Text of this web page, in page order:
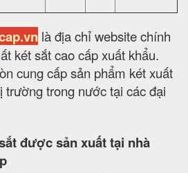
là địa chỉ website chính
két sắt cao cấp xuất khẩu.
cung cấp sản phẩm két xuất
trường trong nước tại các đại
được sản xuất tại nhà